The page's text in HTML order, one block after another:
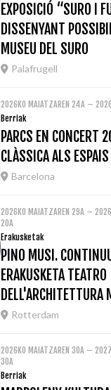
EXPOSICIÓ “SURO I
DISSENYANT
MUSEU DEL SURO
Palafrugell
2026KO MAIATZAREN 24A –
Berriak
PARCS EN CONCERT
CLÀSSICA ALS
Barcelona
2026KO MAIATZAREN 29A –
20A
Erakusketak
PINO MUSI.
ERAKUSKETA TEATRO
DELL'ARCHITETTURA
Rotterdam
2026KO MAIATZAREN 30A –
30A
Berriak